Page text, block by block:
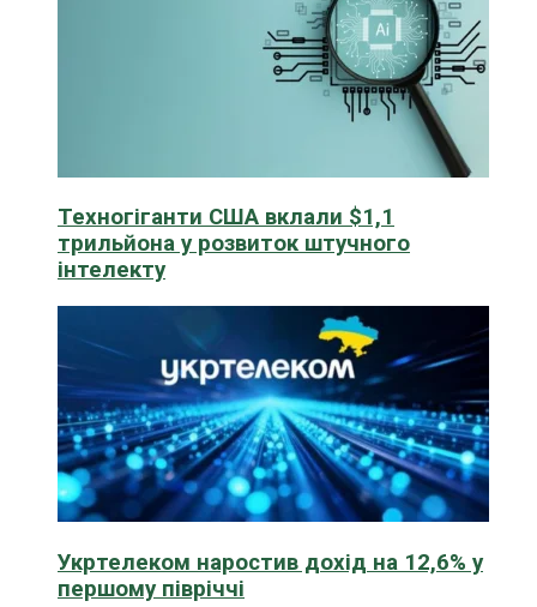
Техногіганти США вклали $1,1
трильйона у розвиток штучного
інтелекту
Укртелеком наростив дохід на 12,6% у
першому півріччі